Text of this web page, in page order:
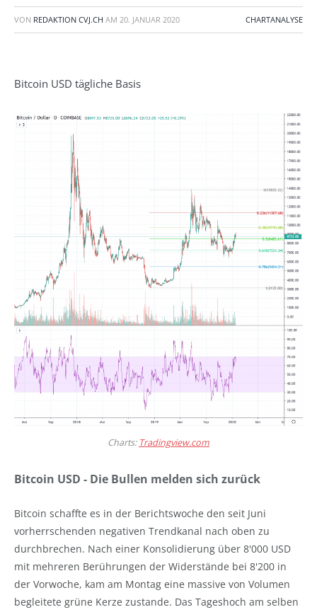
VON REDAKTION CVJ.CH AM 20. JANUAR 2020 CHARTANALYSE
Bitcoin USD tägliche Basis
Charts: Tradingview.com
Bitcoin USD - Die Bullen melden sich zurück
Bitcoin schaffte es in der Berichtswoche den seit Juni
vorherrschenden negativen Trendkanal nach oben zu
durchbrechen. Nach einer Konsolidierung über 8'000 USD
mit mehreren Berührungen der Widerstände bei 8'200 in
der Vorwoche, kam am Montag eine massive von Volumen
begleitete grüne Kerze zustande. Das Tageshoch am selben